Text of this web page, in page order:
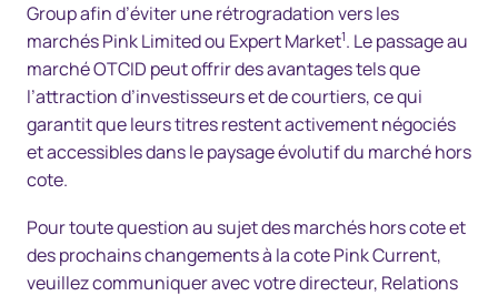
Group afin d’éviter une rétrogradation vers les
marchés Pink Limited ou Expert Market1. Le passage au
marché OTCID peut offrir des avantages tels que
l’attraction d’investisseurs et de courtiers, ce qui
garantit que leurs titres restent activement négociés
et accessibles dans le paysage évolutif du marché hors
cote.
Pour toute question au sujet des marchés hors cote et
des prochains changements à la cote Pink Current,
veuillez communiquer avec votre directeur, Relations